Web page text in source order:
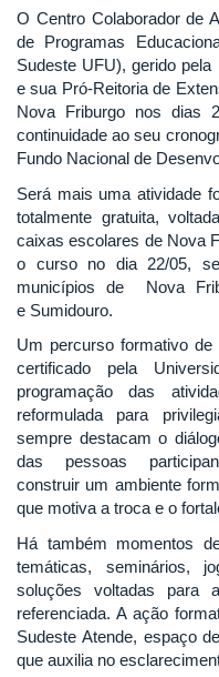
O Centro Colaborador de
de Programas
Sudeste UFU), gerido
e sua Pró-Reitoria de
Nova Friburgo nos dias
continuidade ao seu
Fundo Nacional de
Será mais uma atividade
totalmente gratuita,
caixas escolares de Nova
o curso no dia 22/05,
municípios de Nova
e Sumidouro.
Um percurso formativo
certificado pela
programação das
reformulada para
sempre destacam o
das pessoas
construir um ambiente
que motiva a troca e o
Há também momentos
temáticas, seminários,
soluções voltadas para
referenciada. A ação
Sudeste Atende, espaço
que auxilia no